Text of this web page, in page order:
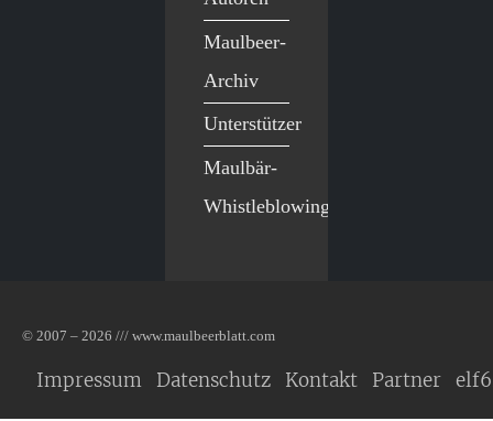
Maulbeer-
Archiv
Unterstützer
Maulbär-
Whistleblowing
© 2007 – 2026 /// www.maulbeerblatt.com
Impressum Datenschutz Kontakt Partner